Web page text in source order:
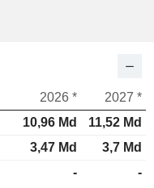
2026 *
2027 *
10,96 Md
11,52 Md
3,47 Md
3,7 Md
- -